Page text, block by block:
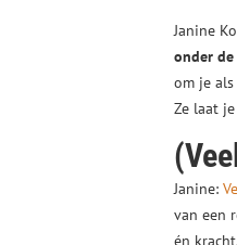
Janine
onder
om je
Ze laat je
Janine:
van een
én